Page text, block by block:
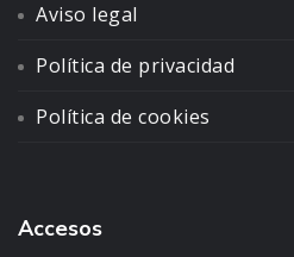
Aviso legal
Política de privacidad
Política de cookies
Accesos